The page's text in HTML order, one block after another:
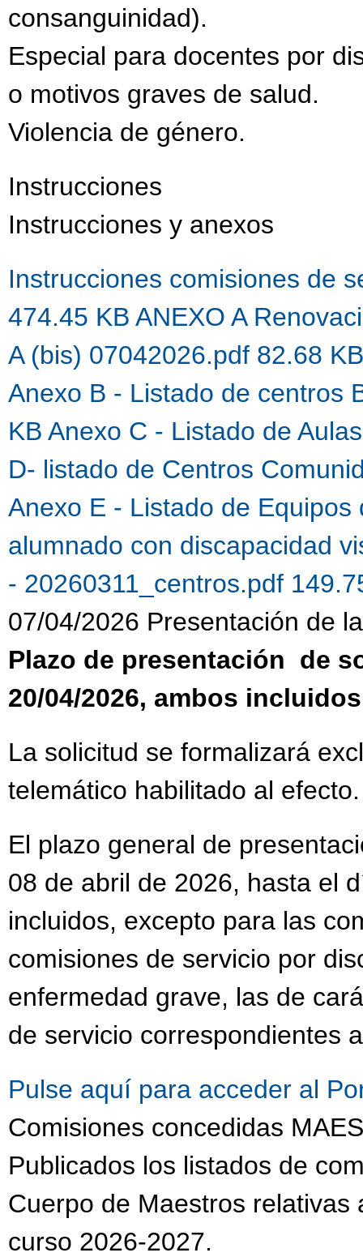
consanguinidad).
Especial para docentes por
o motivos graves de salud.
Violencia de género.
Instrucciones
Instrucciones y anexos
Instrucciones comisiones de
474.45 KB ANEXO A
A (bis) 07042026.pdf 82.68
Anexo B - Listado de centros
KB Anexo C - Listado de
D- listado de Centros
Anexo E - Listado de
alumnado con discapacidad
- 20260311_centros.pdf
07/04/2026 Presentación de
Plazo de presentación de
20/04/2026, ambos incluidos
La solicitud se formalizará
telemático habilitado al efecto.
El plazo general de
08 de abril de 2026, hasta el
incluidos, excepto para las
comisiones de servicio por
enfermedad grave, las de
de servicio correspondientes
Pulse aquí para acceder al
Comisiones concedidas
Publicados los listados de
Cuerpo de Maestros
curso 2026-2027.